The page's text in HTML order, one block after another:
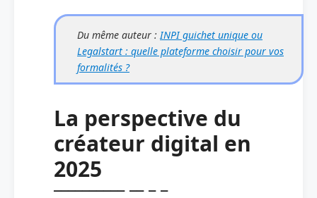
Du même auteur :INPI guichet unique ou
Legalstart : quelle plateforme choisir pour vos
formalités ?
La perspective du
créateur digital en
2025